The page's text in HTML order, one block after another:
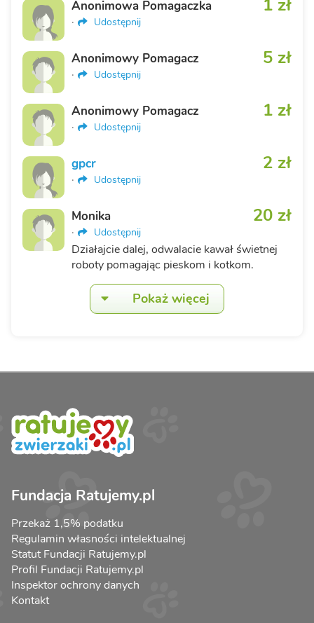
1 zł
Anonimowa Pomagaczka
· Udostępnij
5 zł
Anonimowy Pomagacz
· Udostępnij
1 zł
Anonimowy Pomagacz
· Udostępnij
2 zł
gpcr
· Udostępnij
20 zł
Monika
· Udostępnij
Działajcie dalej, odwalacie kawał świetnej
roboty pomagając pieskom i kotkom.
Pokaż więcej
Fundacja Ratujemy.pl
Przekaż 1,5% podatku
Regulamin własności intelektualnej
Statut Fundacji Ratujemy.pl
Profil Fundacji Ratujemy.pl
Inspektor ochrony danych
Kontakt